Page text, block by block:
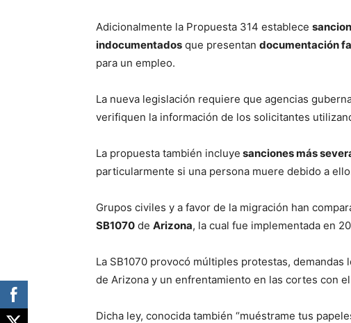
Adicionalmente la Propuesta 314 establece
indocumentados que presentan documentación
para un empleo.
La nueva legislación requiere que agencias
verifiquen la información de los solicitantes
La propuesta también incluye sanciones más
particularmente si una persona muere debido a
Grupos civiles y a favor de la migración han
SB1070 de Arizona, la cual fue implementada en
La SB1070 provocó múltiples protestas,
de Arizona y un enfrentamiento en las cortes con
Dicha ley, conocida también “muéstrame tus